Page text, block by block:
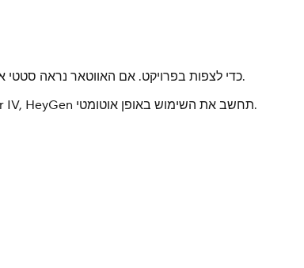
כשהסקריפט והוויז׳ואלים שלך מוכנים, לחץ על Preview כדי לצפות בפרויקט. אם האווטאר נראה סטטי או מטושטש, זה אומר שהווידאו עדיין לא עבר רינדור, וסנכרון השפתיים מתבצע בזמן הרינדור.
כשאתה מרוצה, לחץ על Generate. תוכל לשנות את שם הווידאו, לבחור תיקיית יעד, ולבחור את רזולוציית הפלט עד 4K. אם אתה משתמש ב-Avatar IV, HeyGen תחשב את השימוש באופן אוטומטי.